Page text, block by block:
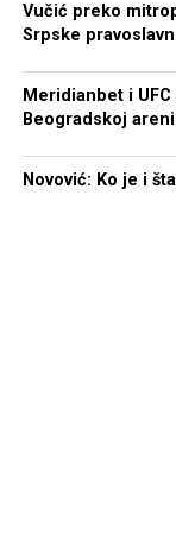
Vučić preko
Srpske
Meridianbet i
Beogradskoj areni
Novović: Ko je i